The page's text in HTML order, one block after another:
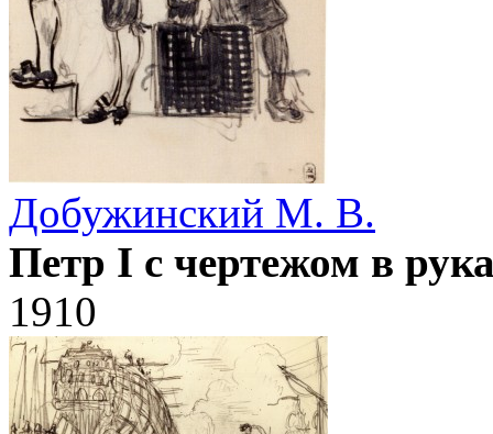
Добужинский М. В.
Петр I с чертежом в
1910